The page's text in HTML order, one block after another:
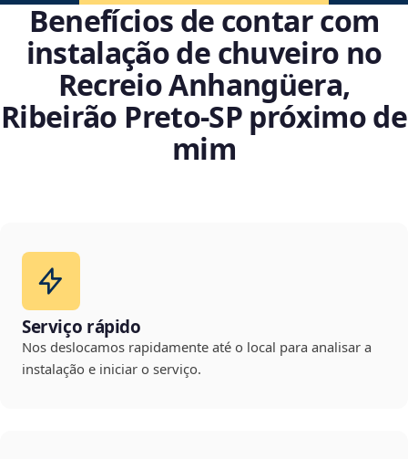
Benefícios de contar com
instalação de chuveiro no
Recreio Anhangüera,
Ribeirão Preto‑SP próximo de
mim
Serviço rápido
Nos deslocamos rapidamente até o local para analisar a
instalação e iniciar o serviço.